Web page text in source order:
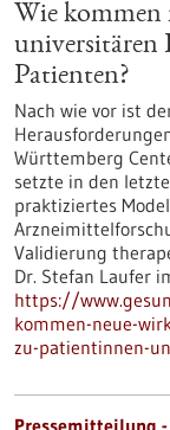
Wie kommen
universitären
Patienten?
Nach wie vor ist
Württemberg
setzte in den
praktiziertes
Validierung
Dr. Stefan Laufer
https://
kommen-neue-
zu-patientinnen-
Pressemitteilung -